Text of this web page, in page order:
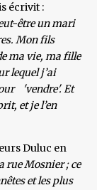
écrivit :
être un mari
Mon fils
ma vie, ma fille
lequel j’ai
'vendre'. Et
et je l’en
Duluc en
rue Mosnier ; ce
et les plus